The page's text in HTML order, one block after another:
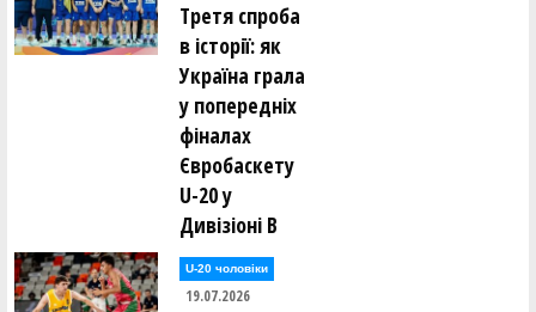
Третя спроба
в історії: як
Україна грала
у попередніх
фіналах
Євробаскету
U-20 у
Дивізіоні В
U-20 чоловіки
19.07.2026